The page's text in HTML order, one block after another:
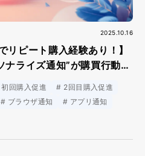
2025.10.16
リピート購入経験あり！】
ライズ通知”が購買行動を
初回購入促進
2回目購入促進
ブラウザ通知 アプリ通知